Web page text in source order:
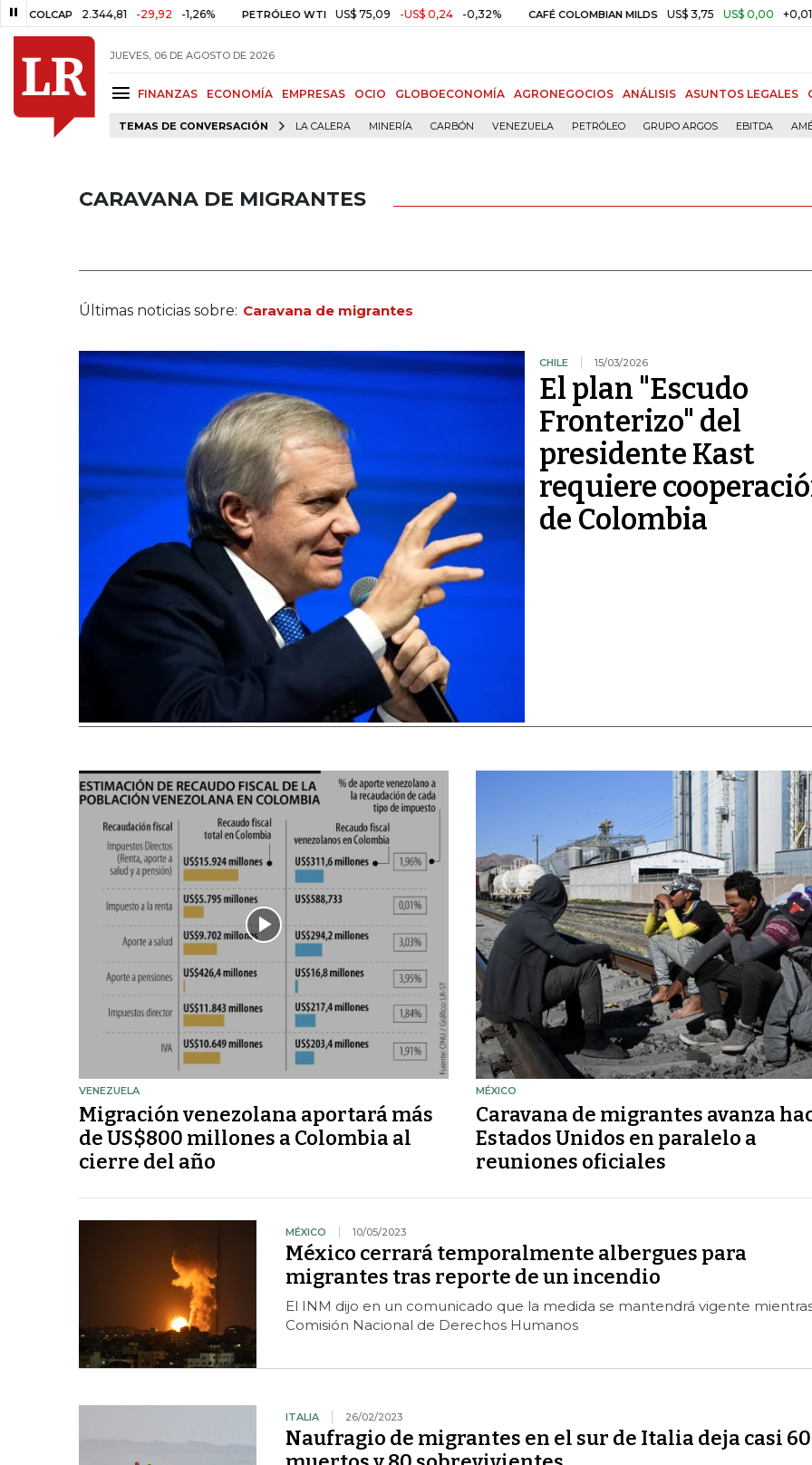
2.344,81 -29,92 -1,26% PETRÓLEO WTI US$ 75,09 -US$ 0,24 -0,32% CAFÉ COLOMBIAN MILDS US$ 3,75 US$ 0,00 +0,01%
JUEVES, 06 DE AGOSTO DE 2026
FINANZAS ECONOMÍA EMPRESAS OCIO GLOBOECONOMÍA AGRONEGOCIOS ANÁLISIS ASUNTOS LEGALES
TEMAS DE CONVERSACIÓN LA CALERA MINERÍA CARBÓN VENEZUELA PETRÓLEO GRUPO ARGOS EBITDA
CARAVANA DE MIGRANTES
Últimas noticias sobre: Caravana de migrantes
CHILE 15/03/2026
El plan "Escudo
Fronterizo" del
presidente Kast
requiere
de Colombia
VENEZUELA
Migración venezolana aportará más
de US$800 millones a Colombia al
cierre del año
MÉXICO
Caravana de migrantes avanza
Estados Unidos en paralelo a
reuniones oficiales
MÉXICO 10/05/2023
México cerrará temporalmente albergues para
migrantes tras reporte de un incendio
El INM dijo en un comunicado que la medida se mantendrá vigente
Comisión Nacional de Derechos Humanos
ITALIA 26/02/2023
Naufragio de migrantes en el sur de Italia deja casi 60